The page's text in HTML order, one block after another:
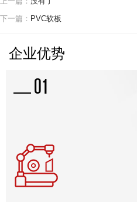
下一篇： PVC软板
企业优势
02